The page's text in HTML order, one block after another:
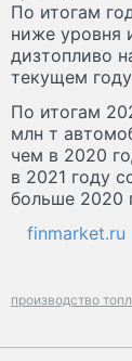
По итогам
ниже уровня
дизтопливо
текущем
По итогам
млн т
чем в 2020
в 2021 году
больше 2020
finmarket.ru
производство